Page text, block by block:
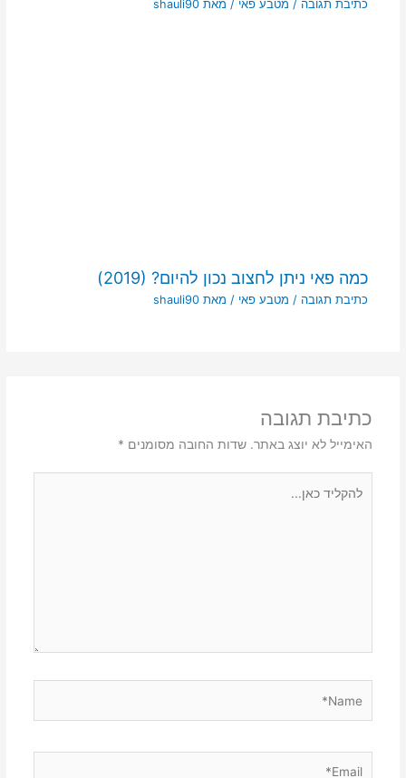
כתיבת תגובה / מטבע פאי / מאת shauli90
כמה פאי ניתן לחצוב נכון להיום? (2019)
כתיבת תגובה / מטבע פאי / מאת shauli90
כתיבת תגובה
האימייל לא יוצג באתר. שדות החובה מסומנים *
כאן...